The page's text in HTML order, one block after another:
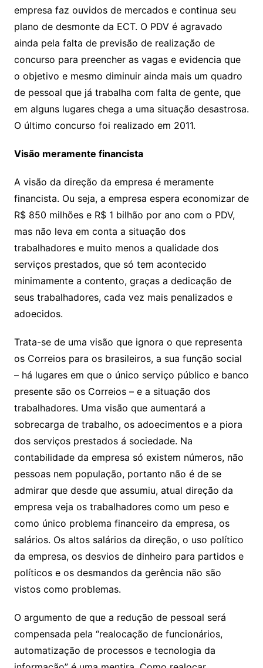
empresa faz ouvidos de mercados e continua seu
plano de desmonte da ECT. O PDV é agravado
ainda pela falta de previsão de realização de
concurso para preencher as vagas e evidencia que
o objetivo e mesmo diminuir ainda mais um quadro
de pessoal que já trabalha com falta de gente, que
em alguns lugares chega a uma situação desastrosa.
O último concurso foi realizado em 2011.
Visão meramente financista
A visão da direção da empresa é meramente
financista. Ou seja, a empresa espera economizar de
R$ 850 milhões e R$ 1 bilhão por ano com o PDV,
mas não leva em conta a situação dos
trabalhadores e muito menos a qualidade dos
serviços prestados, que só tem acontecido
minimamente a contento, graças a dedicação de
seus trabalhadores, cada vez mais penalizados e
adoecidos.
Trata-se de uma visão que ignora o que representa
os Correios para os brasileiros, a sua função social
– há lugares em que o único serviço público e banco
presente são os Correios – e a situação dos
trabalhadores. Uma visão que aumentará a
sobrecarga de trabalho, os adoecimentos e a piora
dos serviços prestados á sociedade. Na
contabilidade da empresa só existem números, não
pessoas nem população, portanto não é de se
admirar que desde que assumiu, atual direção da
empresa veja os trabalhadores como um peso e
como único problema financeiro da empresa, os
salários. Os altos salários da direção, o uso político
da empresa, os desvios de dinheiro para partidos e
políticos e os desmandos da gerência não são
vistos como problemas.
O argumento de que a redução de pessoal será
compensada pela “realocação de funcionários,
automatização de processos e tecnologia da